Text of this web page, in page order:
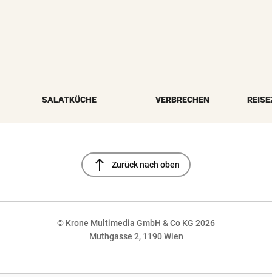
SALATKÜCHE VERBRECHEN
north Zurück nach oben
© Krone Multimedia GmbH & Co KG 2026
Muthgasse 2, 1190 Wien